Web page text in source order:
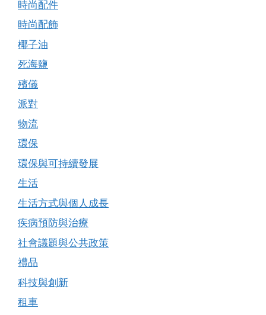
時尚配件
時尚配飾
椰子油
死海鹽
殯儀
派對
物流
環保
環保與可持續發展
生活
生活方式與個人成長
疾病預防與治療
社會議題與公共政策
禮品
科技與創新
租車